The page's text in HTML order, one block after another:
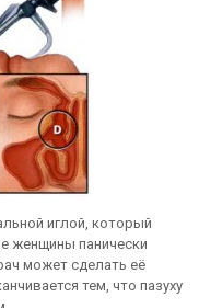
иглой, который
женщины панически
может сделать её
тем, что пазуху